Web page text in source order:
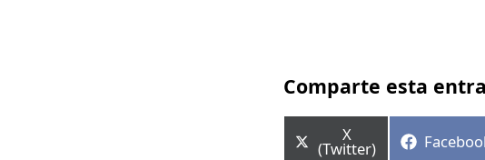
Comparte esta
Compartir
en
X
(Twitter)